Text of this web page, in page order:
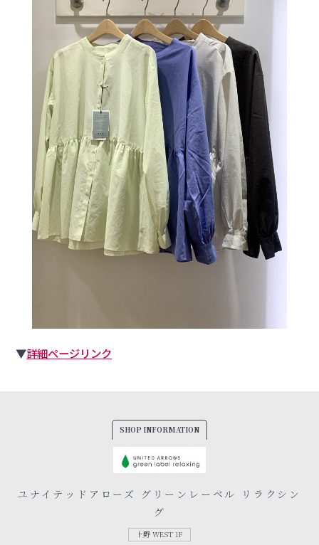
▼詳細ページリンク
SHOP INFORMATION
ユナイテッドアローズ グリーンレーベル リラクシン
グ
上野 WEST 1F